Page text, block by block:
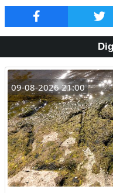
09-08-2026 21:00